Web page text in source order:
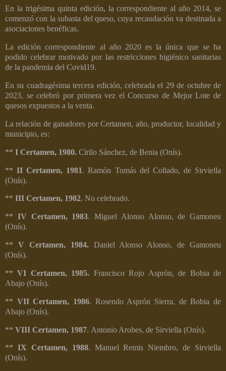
En la trigésima quinta edición, la correspondiente al año 2014, se
comenzó con la subasta del queso, cuya recaudación va destinada a
asociaciones benéficas.
La edición correspondiente al año 2020 es la única que se ha
podido celebrar motivado por las restricciones higiénico sanitarias
de la pandemia del Covid19.
En su cuadragésima tercera edición, celebrada el 29 de octubre de
2023, se celebró por primera vez el Concurso de Mejor Lote de
quesos expuestos a la venta.
La relación de ganadores por Certamen, año, productor, localidad y
municipio, es:
** I Certamen, 1980. Cirilo Sánchez, de Benia (Onís).
** II Certamen, 1981. Ramón Tomás del Collado, de Sirviella
(Onís).
** III Certamen, 1982. No celebrado.
** IV Certamen, 1983. Miguel Alonso Alonso, de Gamoneu
(Onís).
** V Certamen, 1984.Daniel Alonso Alonso, de Gamoneu
(Onís).
**VI Certamen, 1985. Francisco Rojo Asprón, de Bobia de
Abajo (Onís).
** VII Certamen, 1986. Rosendo Asprón Sierra, de Bobia de
Abajo (Onís).
** VIII Certamen, 1987. Antonio Arobes, de Sirviella (Onís).
** IX Certamen, 1988. Manuel Remis Niembro, de Sirviella
(Onís).